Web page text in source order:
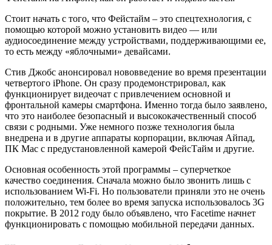
Стоит начать с того, что Фейстайм – это спецтехнология, с
помощью которой можно установить видео — или
аудиосоединение между устройствами, поддерживающими ее,
то есть между «яблочными» девайсами.
Стив Джобс анонсировал нововведение во время презентации
четвертого iPhone. Он сразу продемонстрировал, как
функционирует видеочат с привлечением основной и
фронтальной камеры смартфона. Именно тогда было заявлено,
что это наиболее безопасный и высококачественный способ
связи с родными. Уже немного позже технология была
внедрена и в другие аппараты корпорации, включая Айпад,
ПК Mac с предустановленной камерой ФейсТайм и другие.
Основная особенность этой программы – суперчеткое
качество соединения. Сначала можно было звонить лишь с
использованием Wi-Fi. Но пользователи приняли это не очень
положительно, тем более во время запуска использовалось 3G
покрытие. В 2012 году было объявлено, что Facetime начнет
функционировать с помощью мобильной передачи данных.